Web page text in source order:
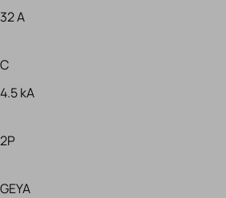
32 A
C
4.5 kA
2P
GEYA